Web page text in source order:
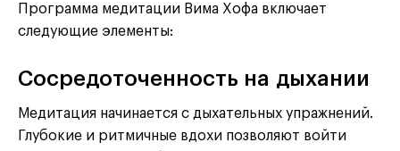
Программа медитации Вима Хофа включает
следующие элементы:
Сосредоточенность на дыхании
Медитация начинается с дыхательных упражнений.
Глубокие и ритмичные вдохи позволяют войти